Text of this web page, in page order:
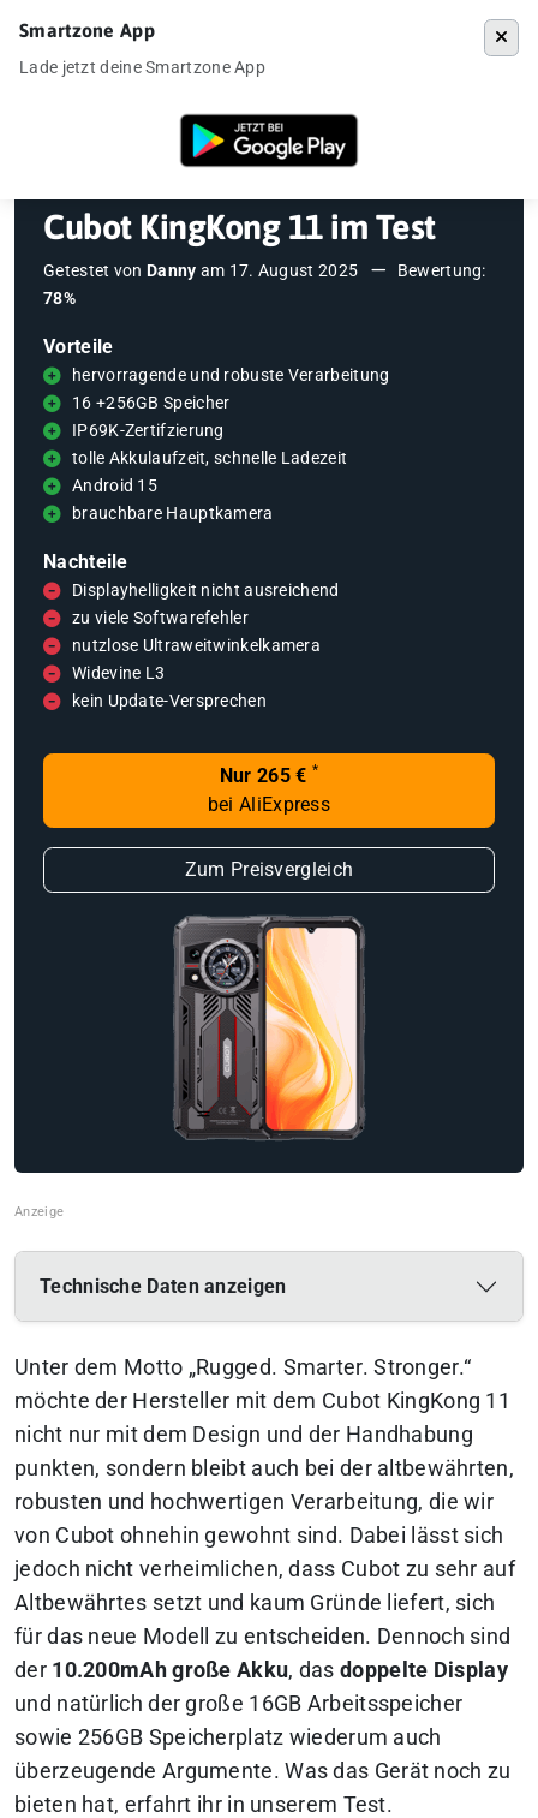
Testberichte Cubot KingKong 11 im Test
Cubot KingKong 11 im Test
Getestet von Danny am 17. August 2025
Bewertung:
78%
Vorteile
hervorragende und robuste Verarbeitung
16 +256GB Speicher
IP69K-Zertifzierung
tolle Akkulaufzeit, schnelle Ladezeit
Android 15
brauchbare Hauptkamera
Nachteile
Displayhelligkeit nicht ausreichend
zu viele Softwarefehler
nutzlose Ultraweitwinkelkamera
Widevine L3
kein Update-Versprechen
Nur 265 € *
bei AliExpress
Zum Preisvergleich
Technische Daten anzeigen
Unter dem Motto „Rugged. Smarter. Stronger.“
möchte der Hersteller mit dem Cubot KingKong 11
nicht nur mit dem Design und der Handhabung
punkten, sondern bleibt auch bei der altbewährten,
robusten und hochwertigen Verarbeitung, die wir
von Cubot ohnehin gewohnt sind. Dabei lässt sich
jedoch nicht verheimlichen, dass Cubot zu sehr auf
Altbewährtes setzt und kaum Gründe liefert, sich
für das neue Modell zu entscheiden. Dennoch sind
der 10.200mAh große Akku, dasdoppelte Display
und natürlich der große 16GB Arbeitsspeicher
sowie 256GB Speicherplatz wiederum auch
überzeugende Argumente.Was das Gerät noch zu
bieten hat, erfahrt ihr in unserem Test.
Smartzone App
Lade jetzt deine Smartzone App